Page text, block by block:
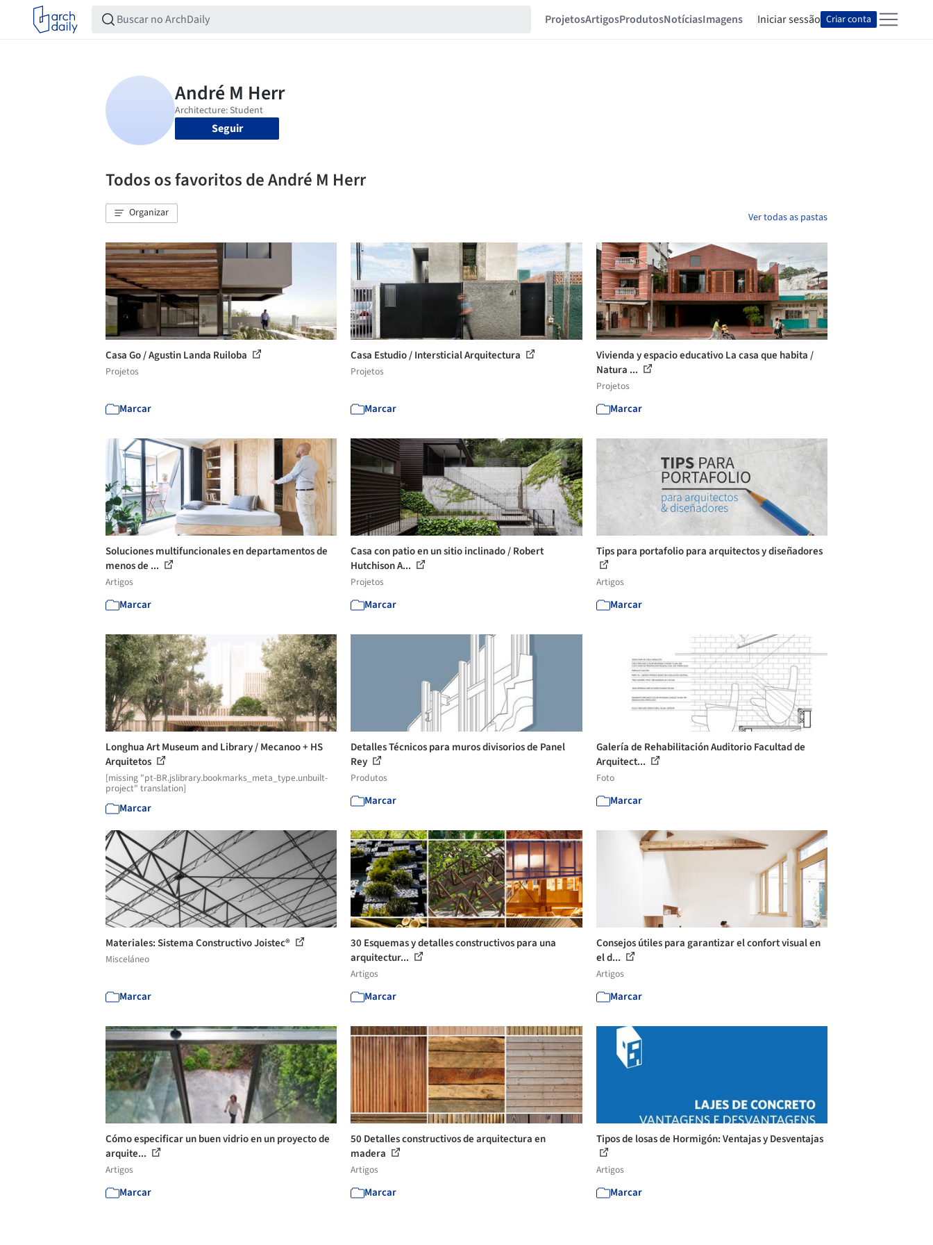
ProjetosArtigosProdutosNotíciasImagens Iniciar sessão Criar conta
Seguir
Todos os favoritos de André M Herr
Organizar Ver todas as pastas
Casa Go / Agustin Landa Ruiloba
Projetos
Marcar
Casa Estudio / Intersticial Arquitectura
Projetos
Marcar
Vivienda y espacio educativo La casa que habita /
Natura ...
Projetos
Marcar
Soluciones multifuncionales en departamentos de
menos de ...
Artigos
Marcar
Casa con patio en un sitio inclinado / Robert
Hutchison A...
Projetos
Marcar
Tips para portafolio para arquitectos y diseñadores
Artigos
Marcar
Longhua Art Museum and Library / Mecanoo + HS
Arquitetos
[missing "pt-BR.jslibrary.bookmarks_meta_type.unbuilt-
project" translation]
Marcar
Detalles Técnicos para muros divisorios de Panel
Rey
Produtos
Marcar
Galería de Rehabilitación Auditorio Facultad de
Arquitect...
Foto
Marcar
Materiales: Sistema Constructivo Joistec®
Misceláneo
Marcar
30 Esquemas y detalles constructivos para una
arquitectur...
Artigos
Marcar
Consejos útiles para garantizar el confort visual en
el d...
Artigos
Marcar
Cómo especificar un buen vidrio en un proyecto de
arquite...
Artigos
Marcar
50 Detalles constructivos de arquitectura en
madera
Artigos
Marcar
Tipos de losas de Hormigón: Ventajas y Desventajas
Artigos
Marcar